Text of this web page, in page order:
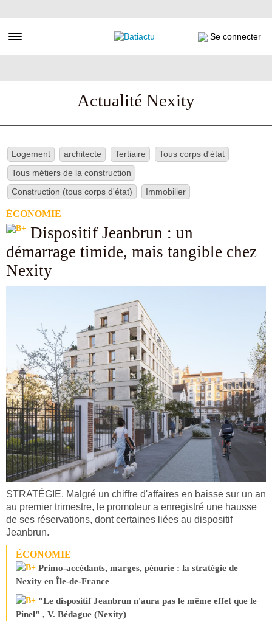
au
principal
Toggle navigation Se connecter
Actualité Nexity
Logement architecte Tertiaire
Tous corps d'état
Tous métiers de la construction
Construction (tous corps d'état)
Immobilier
ÉCONOMIE
Dispositif Jeanbrun : un
démarrage timide, mais tangible chez
Nexity
STRATÉGIE. Malgré un chiffre d'affaires en baisse sur un an
au premier trimestre, le promoteur a enregistré une hausse
de ses réservations, dont certaines liées au dispositif
Jeanbrun.
ÉCONOMIE
Primo-accédants, marges, pénurie : la stratégie de
Nexity en Île-de-France
"Le dispositif Jeanbrun n'aura pas le même effet que le
Pinel" , V. Bédague (Nexity)